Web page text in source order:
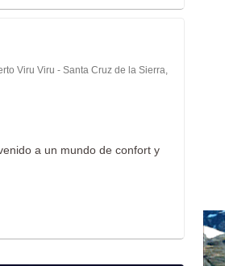
Viru Viru - Santa Cruz de la Sierra,
a un mundo de confort y